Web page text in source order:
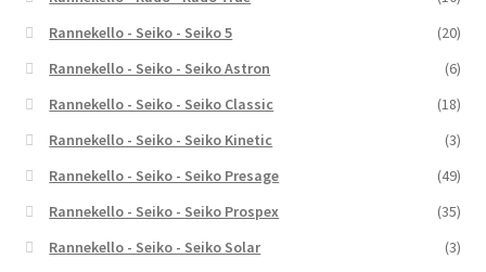
Rannekello - Seiko - Seiko 5
(20)
Rannekello - Seiko - Seiko Astron
(6)
Rannekello - Seiko - Seiko Classic
(18)
Rannekello - Seiko - Seiko Kinetic
(3)
Rannekello - Seiko - Seiko Presage
(49)
Rannekello - Seiko - Seiko Prospex
(35)
Rannekello - Seiko - Seiko Solar
(3)